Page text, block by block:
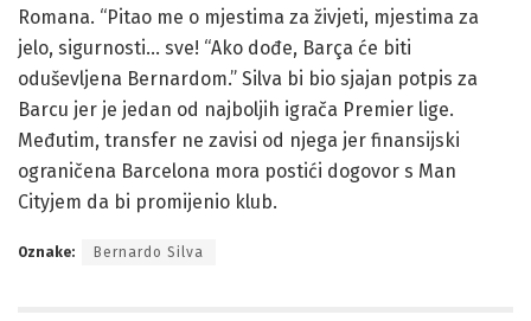
Romana. “Pitao me o mjestima za živjeti, mjestima za
jelo, sigurnosti… sve! “Ako dođe, Barça će biti
oduševljena Bernardom.” Silva bi bio sjajan potpis za
Barcu jer je jedan od najboljih igrača Premier lige.
Međutim, transfer ne zavisi od njega jer finansijski
ograničena Barcelona mora postići dogovor s Man
Cityjem da bi promijenio klub.
Oznake: Bernardo Silva